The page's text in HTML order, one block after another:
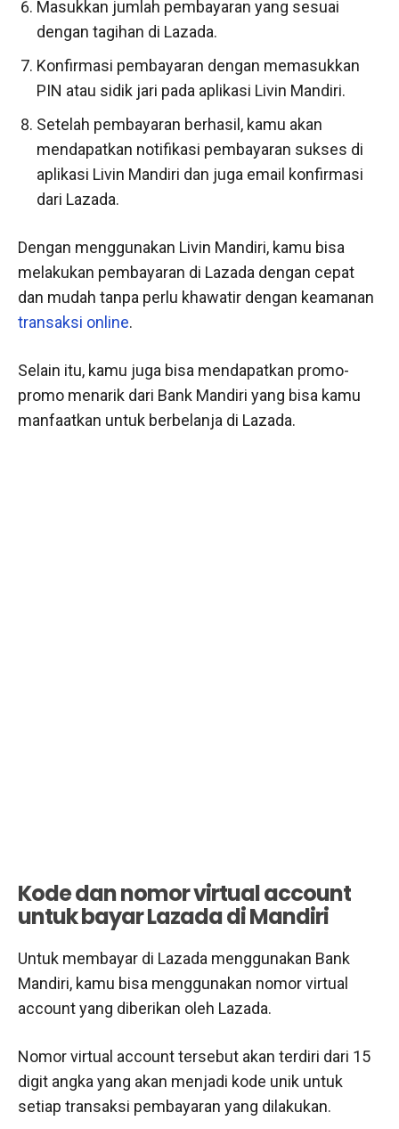
Masukkan jumlah pembayaran yang sesuai
dengan tagihan di Lazada.
Konfirmasi pembayaran dengan memasukkan
PIN atau sidik jari pada aplikasi Livin Mandiri.
Setelah pembayaran berhasil, kamu akan
mendapatkan notifikasi pembayaran sukses di
aplikasi Livin Mandiri dan juga email konfirmasi
dari Lazada.
Dengan menggunakan Livin Mandiri, kamu bisa
melakukan pembayaran di Lazada dengan cepat
dan mudah tanpa perlu khawatir dengan keamanan
transaksi online.
Selain itu, kamu juga bisa mendapatkan promo-
promo menarik dari Bank Mandiri yang bisa kamu
manfaatkan untuk berbelanja di Lazada.
Kode dan nomor virtual account
untuk bayar Lazada di Mandiri
Untuk membayar di Lazada menggunakan Bank
Mandiri, kamu bisa menggunakan nomor virtual
account yang diberikan oleh Lazada.
Nomor virtual account tersebut akan terdiri dari 15
digit angka yang akan menjadi kode unik untuk
setiap transaksi pembayaran yang dilakukan.